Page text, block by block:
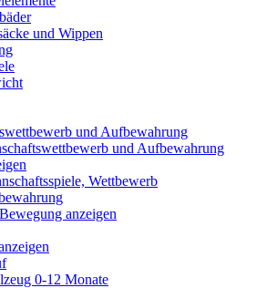
und Wippen
und Aufbewahrung
und Aufbewahrung
Wettbewerb
anzeigen
0-12 Monate